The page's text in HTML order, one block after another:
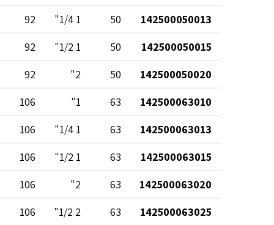
142500050013
50
1 1/4"
92
142500050015
50
1 1/2"
92
142500050020
50
2"
92
142500063010
63
1"
106
142500063013
63
1 1/4"
106
142500063015
63
1 1/2"
106
142500063020
63
2"
106
142500063025
63
2 1/2"
106